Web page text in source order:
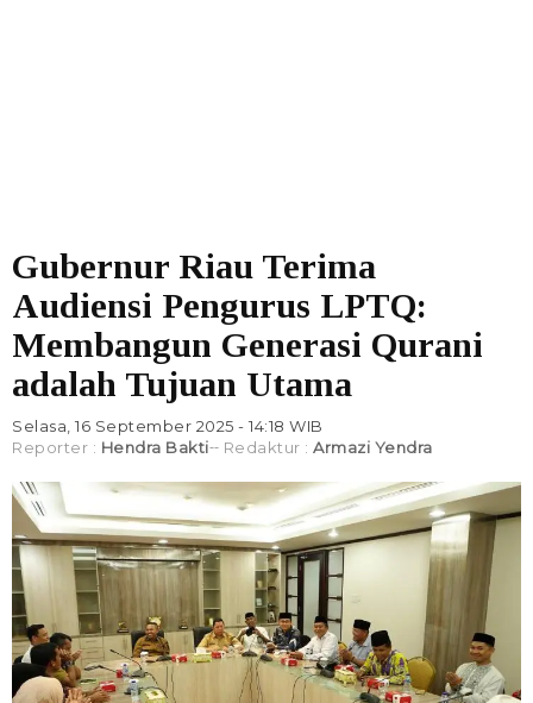
Gubernur Riau Terima
Audiensi Pengurus LPTQ:
Membangun Generasi Qurani
adalah Tujuan Utama
Selasa, 16 September 2025 - 14:18 WIB
Reporter : Hendra Bakti Redaktur : Armazi Yendra